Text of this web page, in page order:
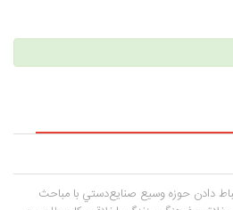
دادن حوزه وسيع صنايع‌دستي با مباحث